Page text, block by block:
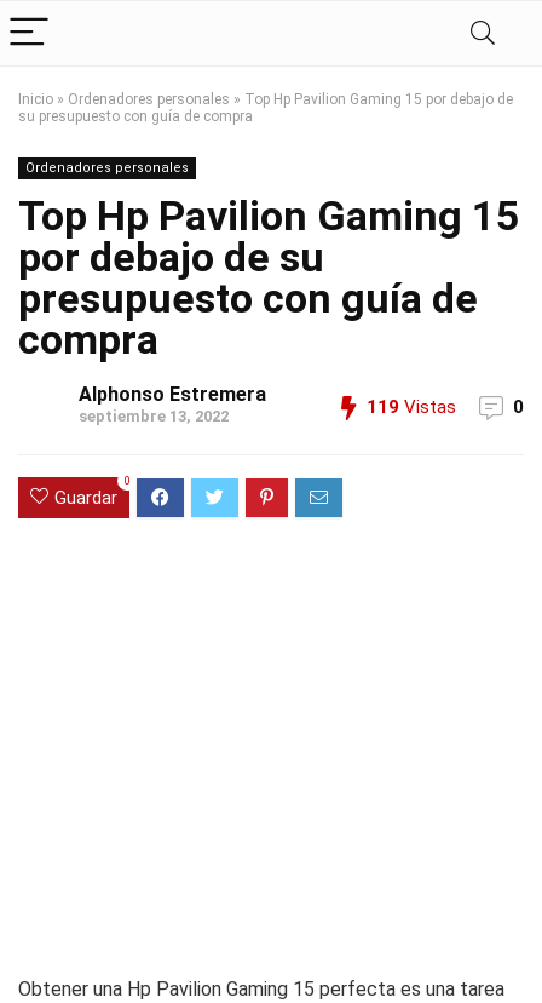
Inicio » Ordenadores personales » Top Hp Pavilion Gaming 15 por debajo de
su presupuesto con guía de compra
Ordenadores personales
Top Hp Pavilion Gaming 15
por debajo de su
presupuesto con guía de
compra
Alphonso Estremera
septiembre 13, 2022 119 Vistas 0
Guardar
0
Obtener una Hp Pavilion Gaming 15 perfecta es una tarea